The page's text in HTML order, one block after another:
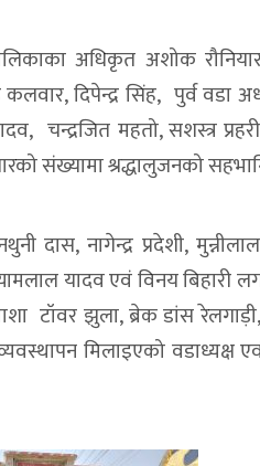
अधिकृत अशोक
कलवार, दिपेन्द्र सिंह, पुर्व वडा
चन्द्रजित महतो, सशस्त्र
संख्यामा श्रद्धालुजनको
दास, नागेन्द्र प्रदेशी,
यादव एवं विनय बिहारी
टॉवर झुला, ब्रेक डांस
मिलाइएको वडाध्यक्ष